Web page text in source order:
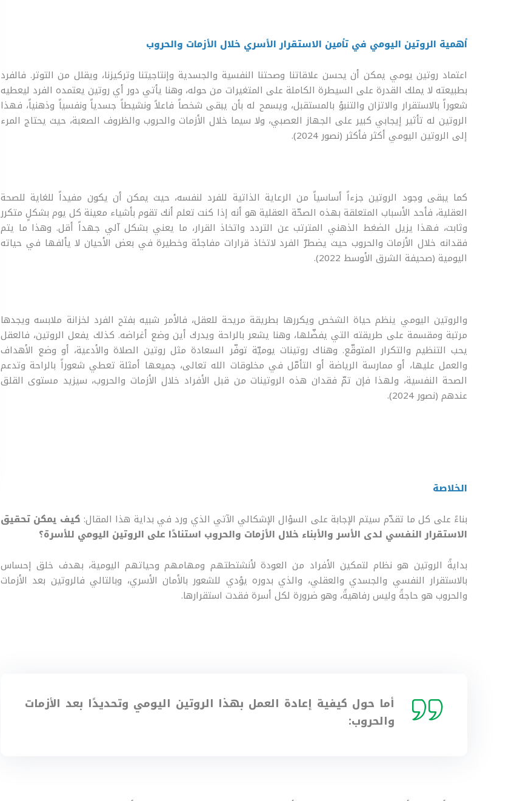
أهمية الروتين اليومي في تأمين الاستقرار الأسري خلال الأزمات والحروب
اعتماد روتين يومي يمكن أن يحسن علاقاتنا وصحتنا النفسية والجسدية وإنتاجيتنا وتركيزنا، ويقلل من التوتر. فالفرد
بطبيعته لا يملك القدرة على السيطرة الكاملة على المتغيرات من حوله، وهنا يأتي دور أي روتين يعتمده الفرد ليعطيه
شعوراً بالاستقرار والاتزان والتنبؤ بالمستقبل، ويسمح له بأن يبقى شخصاً فاعلاً ونشيطاً جسدياً ونفسياً وذهنياً، فهذا
الروتين له تأثير إيجابي كبير على الجهاز العصبي، ولا سيما خلال الأزمات والحروب والظروف الصعبة، حيث يحتاج المرء
إلى الروتين اليومي أكثر فأكثر (نصور 2024).
كما يبقى وجود الروتين جزءاً أساسياً من الرعاية الذاتية للفرد لنفسه، حيث يمكن أن يكون مفيداً للغاية للصحة
العقلية، فأحد الأسباب المتعلقة بهذه الصحّة العقلية هو أنه إذا كنت تعلم أنك تقوم بأشياء معينة كل يوم بشكلٍ متكرر
وثابت، فهذا يزيل الضغط الذهني المترتب عن التردد واتخاذ القرار، ما يعني بشكل آلي جهداً أقل. وهذا ما يتم
فقدانه خلال الأزمات والحروب حيث يضطرّ الفرد لاتخاذ قرارات مفاجئة وخطيرة في بعض الأحيان لا يألفها في حياته
اليومية (صحيفة الشرق الأوسط 2022).
والروتين اليومي ينظم حياة الشخص ويكررها بطريقة مريحة للعقل، فالأمر شبيه بفتح الفرد لخزانة ملابسه ويجدها
مرتبة ومقسمة على طريقته التي يفضّلها، وهنا يشعر بالراحة ويدرك أين وضع أغراضه. كذلك يفعل الروتين، فالعقل
يحب التنظيم والتكرار المتوقّع. وهناك روتينات يوميّة توفّر السعادة مثل روتين الصلاة والأدعية، أو وضع الأهداف
والعمل عليها، أو ممارسة الرياضة أو التأمّل في مخلوقات الله تعالى، جميعها أمثلة تعطي شعوراً بالراحة وتدعم
الصحة النفسية، ولهذا فإن تمّ فقدان هذه الروتينات من قبل الأفراد خلال الأزمات والحروب، سيزيد مستوى القلق
عندهم (نصور 2024).
الخلاصة
بناءً على كل ما تقدّم سيتم الإجابة على السؤال الإشكالي الآتي الذي ورد في بداية هذا المقال: كيف يمكن تحقيق
الاستقرار النفسي لدى الأسر والأبناء خلال الأزمات والحروب استنادًا على الروتين اليومي للأسرة؟
بدايةً الروتين هو نظام لتمكين الأفراد من العودة لأنشتطتهم ومهامهم وحياتهم اليومية، بهدف خلق إحساس
بالاستقرار النفسي والجسدي والعقلي، والذي بدوره يؤدي للشعور بالأمان الأسري، وبالتالي فالروتين بعد الأزمات
والحروب هو حاجةً وليس رفاهيةً، وهو ضرورة لكل أسرة فقدت استقرارها.
أما حول كيفية إعادة العمل بهذا الروتين اليومي وتحديدًا بعد الأزمات
والحروب: